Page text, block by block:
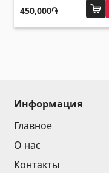
Черепица
Батареи(4)
450,000֏
Информация
Главное
О нас
Контакты